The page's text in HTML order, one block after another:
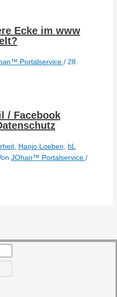
Ecke im www
Portalservice / 28.
/ Facebook
, Hanjo Loeben
hL
JOhan™ Portalservice /